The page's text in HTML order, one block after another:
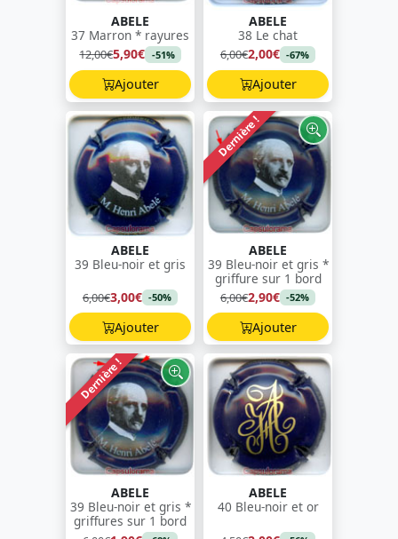
ABELE
37 Marron * rayures
12,00€5,90€ -51%
Ajouter
ABELE
38 Le chat
6,00€2,00€ -67%
Ajouter
ABELE
39 Bleu-noir et gris
6,00€3,00€ -50%
Ajouter
Dernière !
ABELE
39 Bleu-noir et gris *
griffure sur 1 bord
6,00€2,90€ -52%
Ajouter
Dernière !
ABELE
39 Bleu-noir et gris *
griffures sur 1 bord
ABELE
40 Bleu-noir et or